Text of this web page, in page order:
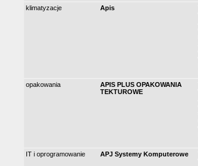
klimatyzacje
Apis
opakowania
APIS PLUS OPAKOWANIA
TEKTUROWE
IT i oprogramowanie
APJ Systemy Komputerowe